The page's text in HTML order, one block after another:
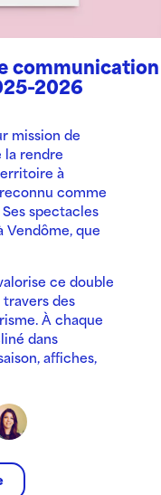
communication
2026
mission de
rendre
à
comme
spectacles
Vendôme, que
ce double
des
À chaque
dans
affiches,